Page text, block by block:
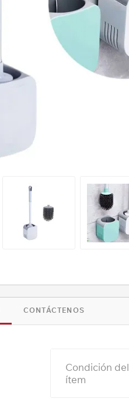
CONTÁCTENOS
Condición del
ítem